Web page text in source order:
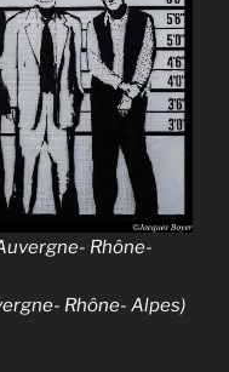
Rhône-
Rhône- Alpes)